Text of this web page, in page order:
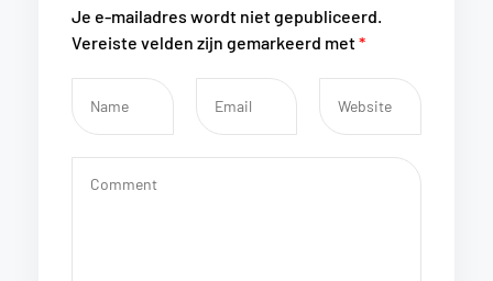
Je e-mailadres wordt niet gepubliceerd.
Vereiste velden zijn gemarkeerd met*